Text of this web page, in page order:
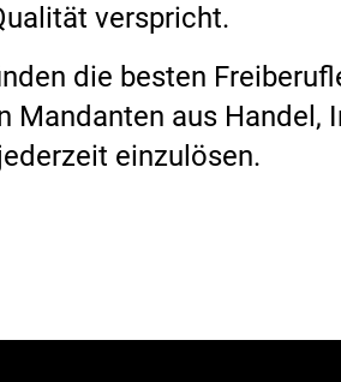
verspricht.
die besten
Mandanten aus
einzulösen.